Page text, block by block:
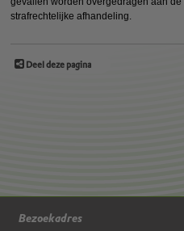
strafrechtelijke afhandeling.
Deel deze pagina
Bezoekadres